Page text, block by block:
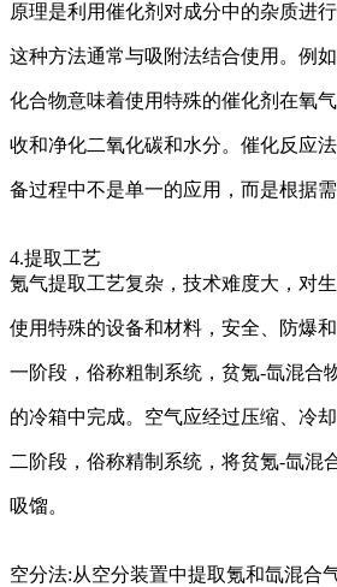
原理是利用催化剂对成分中的杂质进
这种方法通常与吸附法结合使用。例
化合物意味着使用特殊的催化剂在氧
收和净化二氧化碳和水分。催化反应
备过程中不是单一的应用，而是根据
4.提取工艺
氪气提取工艺复杂，技术难度大，对
使用特殊的设备和材料，安全、防爆
一阶段，俗称粗制系统，贫氪-氙混合
的冷箱中完成。空气应经过压缩、冷
二阶段，俗称精制系统，将贫氪-氙混
吸馏。
空分法:从空分装置中提取氪和氙混合